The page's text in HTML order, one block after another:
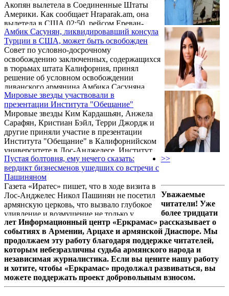
Акопян вылетела в Соединенные Штаты
Америки. Как сообщает Hraparak.am, она
вылетела в США 02:50, рейсом Ереван-
Доха-Лос-Анджелес авиакомпании «Катар».
Амбик Сасунян, ликвидировавший консула
Турции в США, может быть освобожден
Совет по условно-досрочному
освобождению заключенных, содержащихся
в тюрьмах штата Калифорния, принял
решение об условном освобождении
ливанского армянина Амбика Сасуняна.
Соответствующее решение от 29 декабря
будет направлено губернатору штата, в
случае согласия которого ливанский
армянин, отбывающий пожизненный срок в
калифорнийской тюрьме, сможет выйти на
свободу.
Мировые звезды участвовали в
презентации Института "Обещание"
Мировые звезды Ким Кардашьян, Анжела
Сарафян, Кристиан Бэйл, Терри Джордж и
другие приняли участие в презентации
Института "Обещание" в Калифорнийском
университете в Лос-Анджелесе. Институт
был основан на средства одноименного
фильма и будет заниматься вопросами прав
человека.
Пустая болтовня, ему нечего сказать:
вердикт бизнесменов ушедших со встречи с
Пашиняном
Газета «Иратес» пишет, что в ходе визита в
Лос-Анджелес Никол Пашинян не посетил
армянскую церковь, что вызвало глубокое
удивление и возмущение не только у
местных священнослужителей, но и у
мирян.
>>
Уважаемые
читатели! Уже
более тридцати
лет Информационный центр «Еркрамас» рассказывает о
событиях в Армении, Арцахе и армянской Диаспоре. Мы
продолжаем эту работу благодаря поддержке читателей,
которым небезразличны судьба армянского народа и
независимая журналистика. Если вы цените нашу работу
и хотите, чтобы «Еркрамас» продолжал развиваться, вы
можете поддержать проект добровольным взносом.